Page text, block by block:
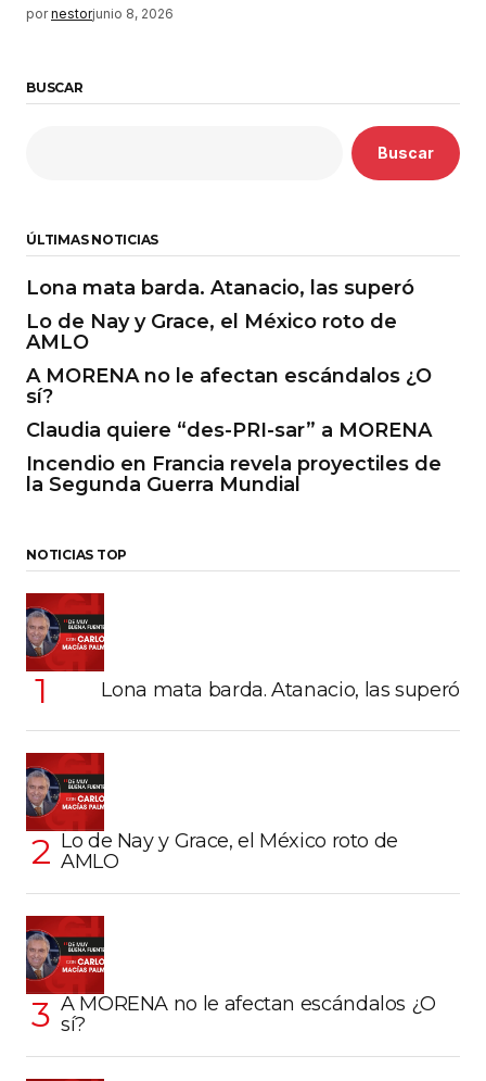
por nestorjunio 8, 2026
BUSCAR
Buscar
ÚLTIMAS NOTICIAS
Lona mata barda. Atanacio, las superó
Lo de Nay y Grace, el México roto de
AMLO
A MORENA no le afectan escándalos ¿O
sí?
Claudia quiere “des-PRI-sar” a MORENA
Incendio en Francia revela proyectiles de
la Segunda Guerra Mundial
NOTICIAS TOP
Lona mata barda. Atanacio, las superó
Lo de Nay y Grace, el México roto de
AMLO
A MORENA no le afectan escándalos ¿O
sí?